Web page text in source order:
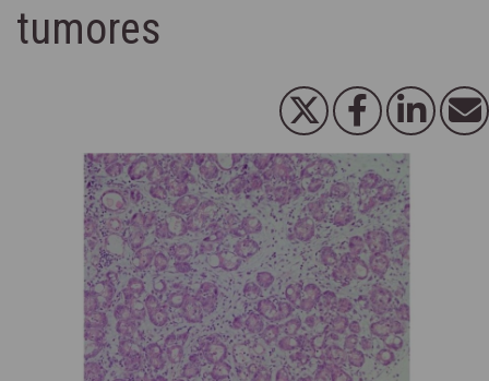
tumores